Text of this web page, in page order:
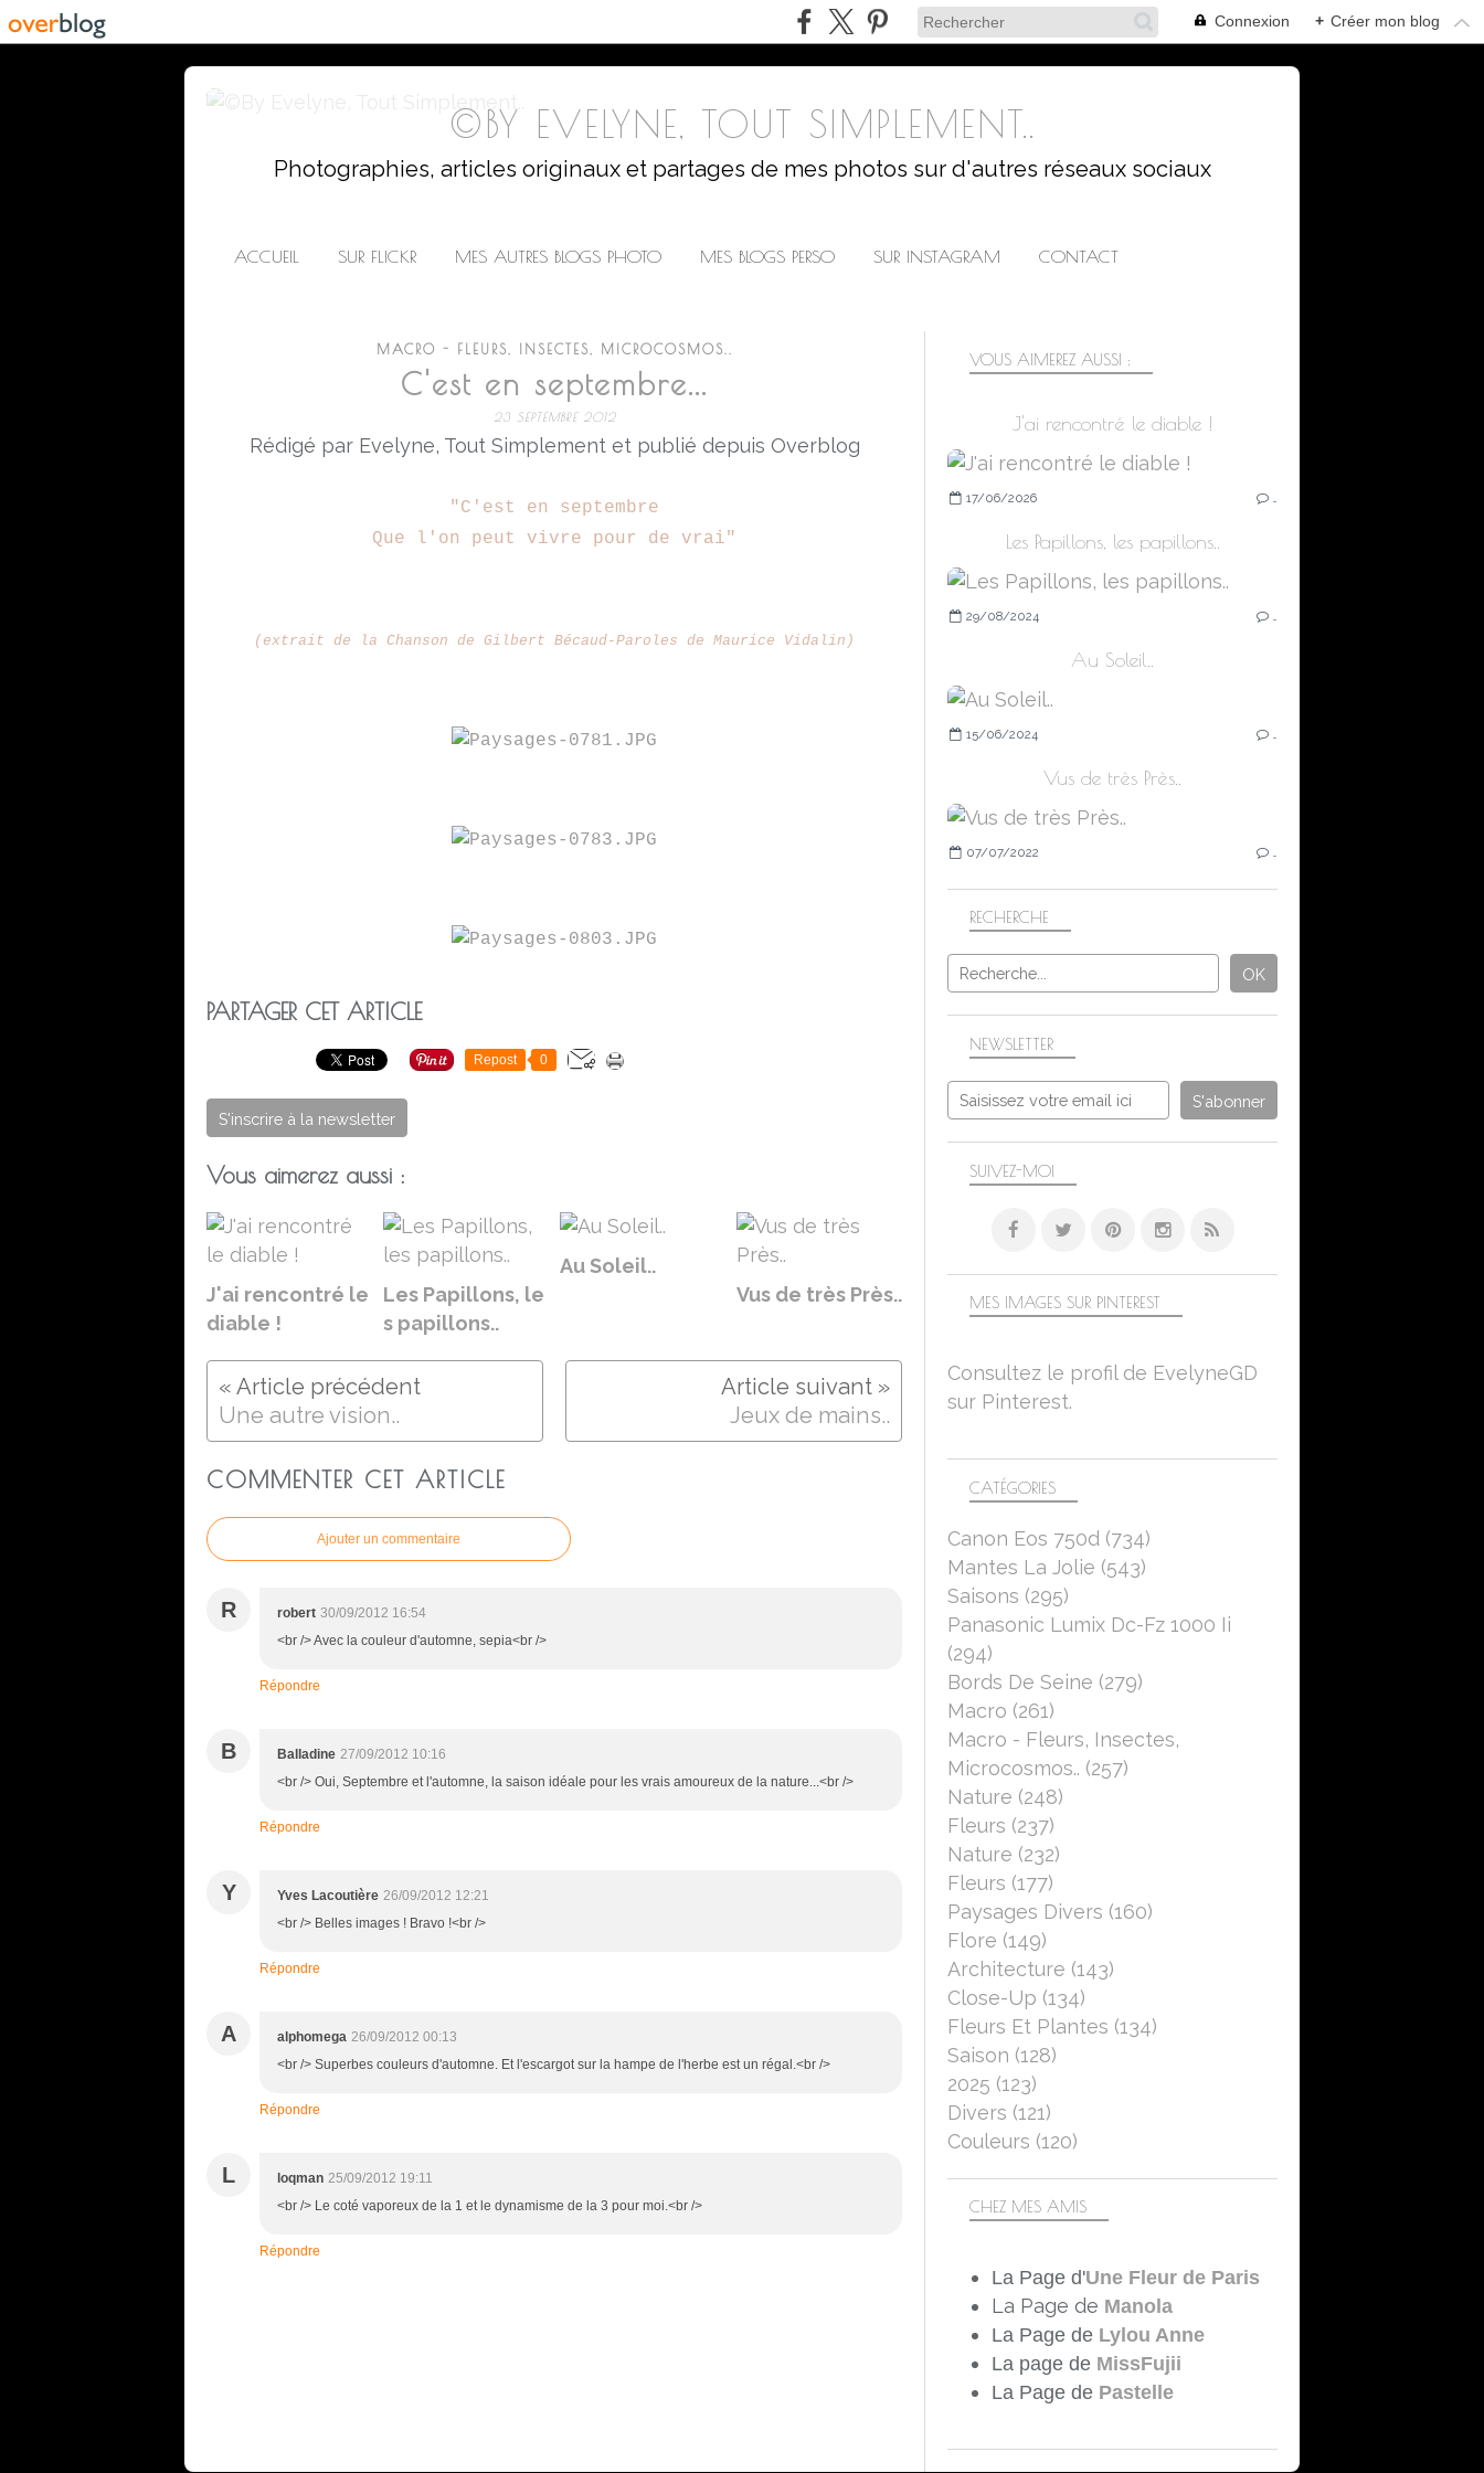
Connexion + Créer mon blog
©BY EVELYNE, TOUT SIMPLEMENT..
Photographies, articles originaux et partages de mes photos sur d'autres réseaux sociaux
ACCUEIL SUR FLICKR MES AUTRES BLOGS PHOTO MES BLOGS PERSO SUR INSTAGRAM CONTACT
MACRO - FLEURS, INSECTES, MICROCOSMOS..
C'est en septembre...
23 SEPTEMBRE 2012
Rédigé par Evelyne, Tout Simplement et publié depuis Overblog
"C'est en septembre
Que l'on peut vivre pour de vrai"
(extrait de la Chanson de Gilbert Bécaud-Paroles de Maurice Vidalin)
PARTAGER CET ARTICLE
Repost 0
S'inscrire à la newsletter
Vous aimerez aussi :
J'ai rencontré le
diable !
Les Papillons, le
s papillons..
Au Soleil..
Vus de très Près..
Une autre vision.. Jeux de mains..
COMMENTER CET ARTICLE
Ajouter un commentaire
R robert 30/09/2012 16:54
<br /> Avec la couleur d'automne, sepia<br />
Répondre
B Balladine 27/09/2012 10:16
<br /> Oui, Septembre et l'automne, la saison idéale pour les vrais amoureux de la nature...<br />
Répondre
Y Yves Lacoutière 26/09/2012 12:21
<br /> Belles images ! Bravo !<br />
Répondre
A alphomega 26/09/2012 00:13
<br /> Superbes couleurs d'automne. Et l'escargot sur la hampe de l'herbe est un régal.<br />
Répondre
L loqman 25/09/2012 19:11
<br /> Le coté vaporeux de la 1 et le dynamisme de la 3 pour moi.<br />
Répondre
NEWSLETTER
SUIVEZ-MOI
RECHERCHE
VOUS AIMEREZ AUSSI :
J'ai rencontré le diable !
17/06/2026
Les Papillons, les papillons..
29/08/2024
Au Soleil..
15/06/2024
Vus de très Près..
07/07/2022
CATÉGORIES
Canon Eos 750d (734)
Mantes La Jolie (543)
Saisons (295)
Panasonic Lumix Dc-Fz 1000 Ii
(294)
Bords De Seine (279)
Macro (261)
Macro - Fleurs, Insectes,
Microcosmos.. (257)
Nature (248)
Fleurs (237)
Nature (232)
Fleurs (177)
Paysages Divers (160)
Flore (149)
Architecture (143)
Close-Up (134)
Fleurs Et Plantes (134)
Saison (128)
2025 (123)
Divers (121)
Couleurs (120)
MES IMAGES SUR PINTEREST
Consultez le profil de EvelyneGD
sur Pinterest.
CHEZ MES AMIS
La Page d'Une Fleur de Paris
La Page de Manola
La Page de Lylou Anne
La page de MissFujii
La Page de Pastelle